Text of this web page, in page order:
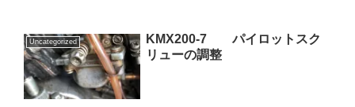
Uncategorized
KMX200-7 パイロットスク
リューの調整